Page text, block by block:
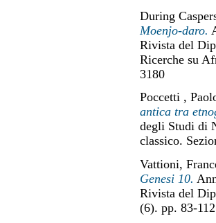
During
Moenjo-daro.
Rivista del
Ricerche su
3180
Poccetti ,
antica tra
degli Studi di
classico.
Vattioni,
Genesi 10.
Rivista del
(6). pp. 83-